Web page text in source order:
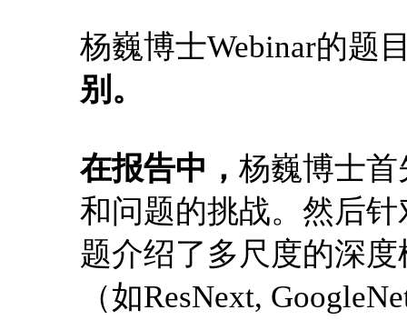
杨巍博士Webinar的题
别。
在报告中， 杨巍博士
和问题的挑战。然后
题介绍了多尺度的深
（如ResNext,